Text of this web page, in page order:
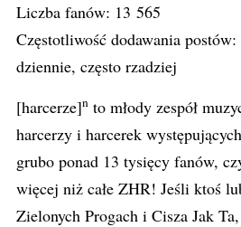
Liczba fanów: 13 565
Częstotliwość dodawania
dziennie, często rzadziej
[harcerze]n to młody zespół
harcerzy i harcerek
grubo ponad 13 tysięcy fanów,
więcej niż całe ZHR! Jeśli ktoś
Zielonych Progach i Cisza Jak